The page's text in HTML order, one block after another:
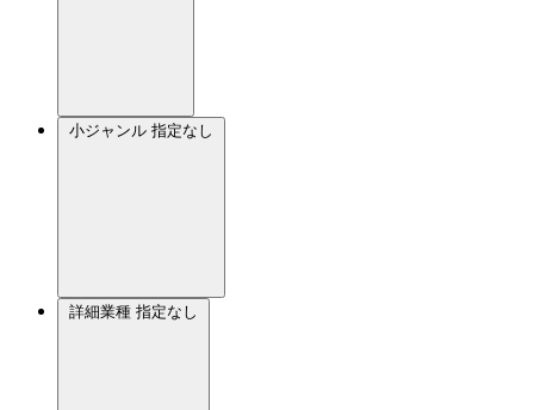
小ジャンル 指定なし
詳細業種 指定なし